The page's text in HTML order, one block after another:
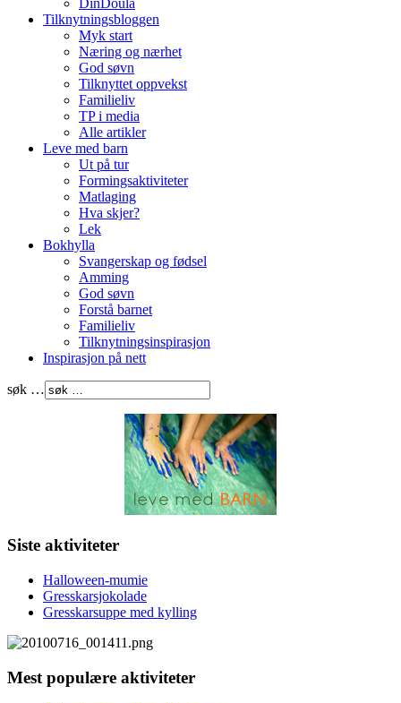
DinDoula
Tilknytningsbloggen
Myk start
Næring og nærhet
God søvn
Tilknyttet oppvekst
Familieliv
TP i media
Alle artikler
Leve med barn
Ut på tur
Formingsaktiviteter
Matlaging
Hva skjer?
Lek
Bokhylla
Svangerskap og fødsel
Amming
God søvn
Forstå barnet
Familieliv
Tilknytningsinspirasjon
Inspirasjon på nett
søk …
Siste aktiviteter
Halloween-mumie
Gresskarsjokolade
Gresskarsuppe med kylling
Mest populære aktiviteter